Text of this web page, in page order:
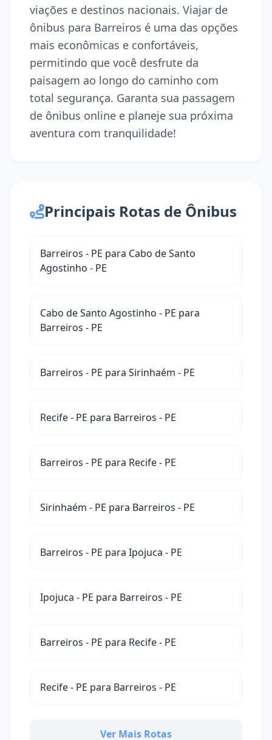
viações e destinos nacionais. Viajar de
ônibus para Barreiros é uma das opções
mais econômicas e confortáveis,
permitindo que você desfrute da
paisagem ao longo do caminho com
total segurança. Garanta sua passagem
de ônibus online e planeje sua próxima
aventura com tranquilidade!
Principais Rotas de Ônibus
Barreiros - PE para Cabo de Santo
Agostinho - PE
Cabo de Santo Agostinho - PE para
Barreiros - PE
Barreiros - PE para Sirinhaém - PE
Recife - PE para Barreiros - PE
Barreiros - PE para Recife - PE
Sirinhaém - PE para Barreiros - PE
Barreiros - PE para Ipojuca - PE
Ipojuca - PE para Barreiros - PE
Barreiros - PE para Recife - PE
Recife - PE para Barreiros - PE
Ver Mais Rotas